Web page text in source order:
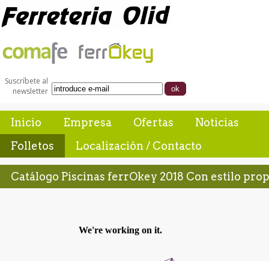
Suscríbete al
newsletter
Inicio Empresa Ofertas
Noticias
Folletos
Localización / Contacto
Catálogo Piscinas ferrOkey 2018 Con estilo